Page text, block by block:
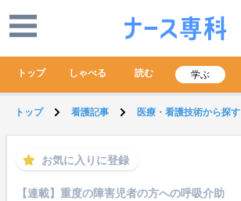
トップ しゃべる 読む 学ぶ
トップ 看護記事 医療・看護技術から探す
お気に入りに登録
【連載】重度の障害児者の方への呼吸介助